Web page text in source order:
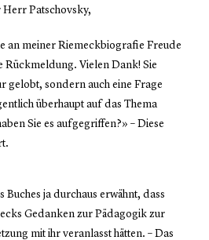
Patschovsky,
an meiner Riemeckbiografie Freude
Rückmeldung. Vielen Dank! Sie
gelobt, sondern auch eine Frage
überhaupt auf das Thema
Sie es aufgegriffen?» – Diese
Buches ja durchaus erwähnt, dass
Gedanken zur Pädagogik zur
mit ihr veranlasst hätten. – Das